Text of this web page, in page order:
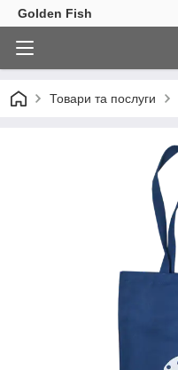
Golden Fish
Товари та послуги